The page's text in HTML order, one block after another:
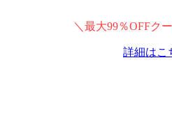
＼最大99％OFFク
詳細はこ